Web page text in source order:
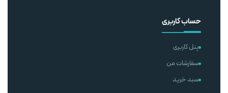
حساب کاربری
پنل کاربری
سفارشات من
سبد خرید